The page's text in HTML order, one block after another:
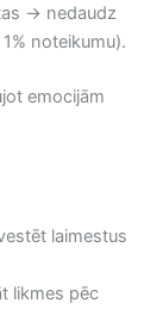
→ nedaudz
noteikumu).
emocijām
laimestus
likmes pēc